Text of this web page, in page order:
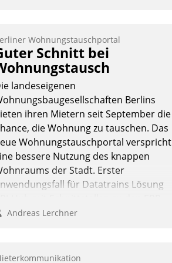
Wohnungstauschportal
Schnitt bei
landeseigenen
Berlins
ihren Mietern seit September die
die Wohnung zu tauschen. Das
Wohnungstauschportal verspricht
bessere Nutzung des knappen
der Stadt. Erster
für Datatrains Lösung
der Unternehmen.
Andreas Lerchner